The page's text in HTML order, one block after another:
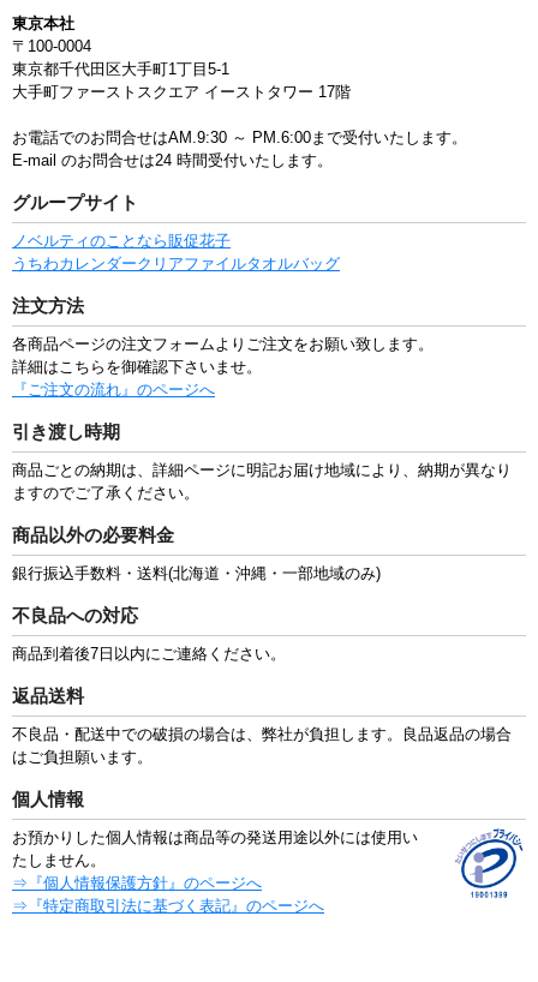
東京本社
〒100-0004
東京都千代田区大手町1丁目5-1
大手町ファーストスクエア イーストタワー 17階
お電話でのお問合せはAM.9:30 ～ PM.6:00まで受付いたします。
E-mail のお問合せは24 時間受付いたします。
グループサイト
ノベルティのことなら販促花子
うちわカレンダークリアファイルタオルバッグ
注文方法
各商品ページの注文フォームよりご注文をお願い致します。
詳細はこちらを御確認下さいませ。
『ご注文の流れ』のページへ
引き渡し時期
商品ごとの納期は、詳細ページに明記お届け地域により、納期が異なり
ますのでご了承ください。
商品以外の必要料金
銀行振込手数料・送料(北海道・沖縄・一部地域のみ)
不良品への対応
商品到着後7日以内にご連絡ください。
返品送料
不良品・配送中での破損の場合は、弊社が負担します。良品返品の場合
はご負担願います。
個人情報
お預かりした個人情報は商品等の発送用途以外には使用い
たしません。
⇒『個人情報保護方針』のページへ
⇒『特定商取引法に基づく表記』のページへ